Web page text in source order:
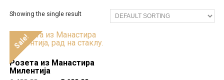
Showing the single result
Sale!
Розета из Манастира
Милентија